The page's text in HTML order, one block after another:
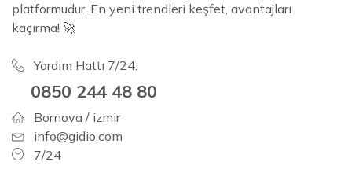
platformudur. En yeni trendleri keşfet, avantajları
kaçırma! 🚀
Yardım Hattı 7/24:
0850 244 48 80
Bornova / izmir
info@gidio.com
7/24